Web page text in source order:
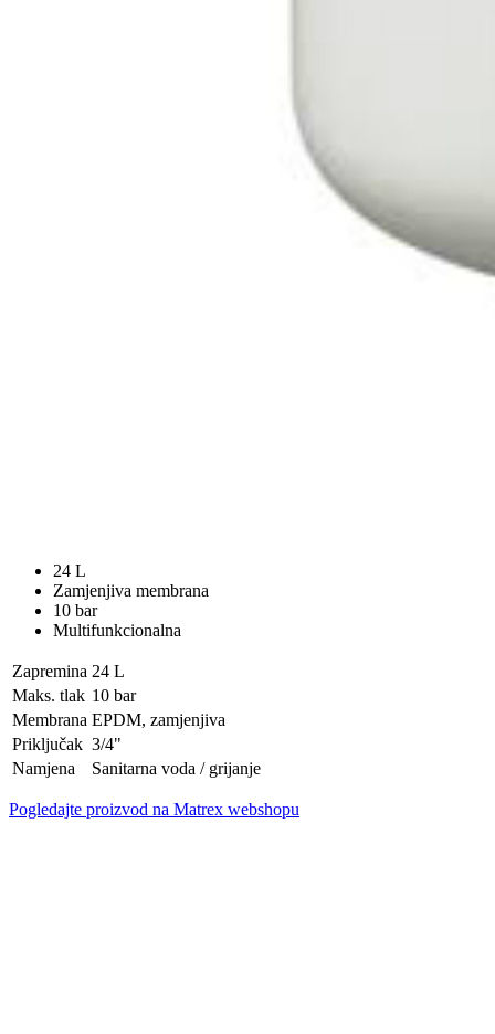
24 L
Zamjenjiva membrana
10 bar
Multifunkcionalna
Zapremina 24 L
Maks. tlak 10 bar
Membrana EPDM, zamjenjiva
Priključak 3/4"
Namjena
Sanitarna voda / grijanje
Pogledajte proizvod na Matrex webshopu